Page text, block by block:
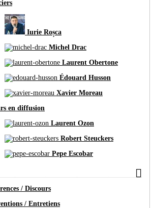
Iurie Roșca
Michel Drac
Laurent Obertone
Édouard Husson
Xavier Moreau
en diffusion
Laurent Ozon
Robert Steuckers
Pepe Escobar

/ Discours
/ Entretiens